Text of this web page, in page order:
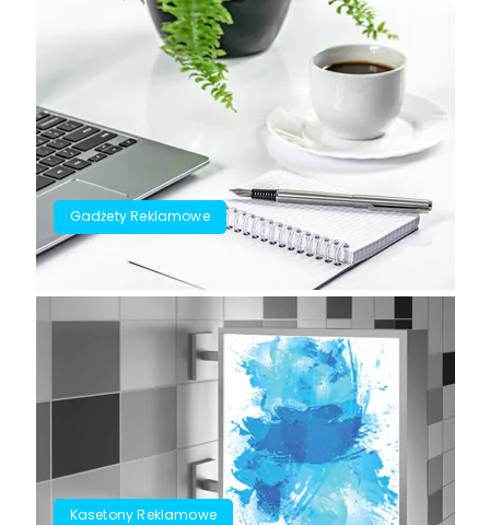
Gadżety Reklamowe
Kasetony Reklamowe